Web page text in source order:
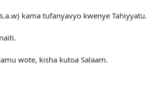
kama tufanyavyo kwenye Tahiyyatu.
wote, kisha kutoa Salaam.